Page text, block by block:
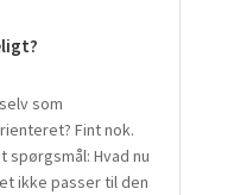
som
Fint nok.
spørgsmål: Hvad nu
ikke passer til den